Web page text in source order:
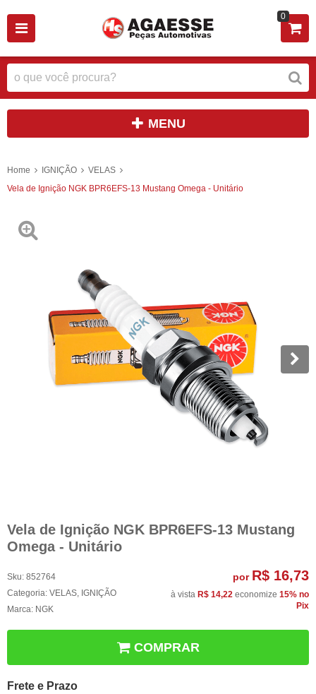
0
MENU
Home IGNIÇÃO
VELAS
Vela de Ignição NGK BPR6EFS-13 Mustang Omega - Unitário
Vela de Ignição NGK BPR6EFS-13 Mustang
Omega - Unitário
Sku: 852764
Categoria: VELAS, IGNIÇÃO
Marca: NGK
por R$ 16,73
à vista R$ 14,22 economize 15% no
Pix
COMPRAR
Frete e Prazo